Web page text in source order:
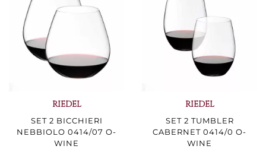
RIEDEL
SET 2 BICCHIERI
NEBBIOLO 0414/07 O-
WINE
RIEDEL
SET 2 TUMBLER
CABERNET 0414/0 O-
WINE